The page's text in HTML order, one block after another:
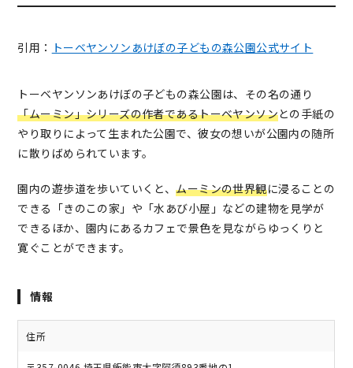
引用： トーベヤンソンあけぼの子どもの森公園公式サイト
トーベヤンソンあけぼの子どもの森公園は、その名の通り
「ムーミン」シリーズの作者であるトーベヤンソンとの手紙の
やり取りによって生まれた公園で、彼女の想いが公園内の随所
に散りばめられています。
園内の遊歩道を歩いていくと、ムーミンの世界観に浸ることの
できる「きのこの家」や「水あび小屋」などの建物を見学が
できるほか、園内にあるカフェで景色を見ながらゆっくりと
寛ぐことができます。
情報
住所